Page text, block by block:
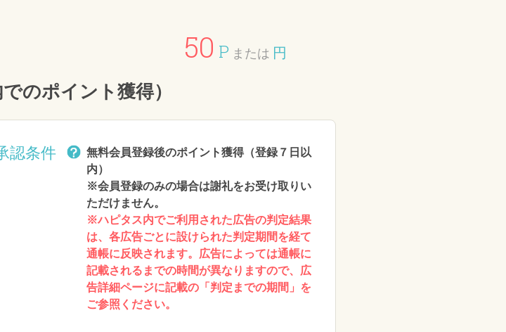
50 P または 円
のポイント獲得）
認条件
無料会員登録後のポイント獲得（登録７日以
内）
※会員登録のみの場合は謝礼をお受け取りい
ただけません。
※ハピタス内でご利用された広告の判定結果
は、各広告ごとに設けられた判定期間を経て
通帳に反映されます。広告によっては通帳に
記載されるまでの時間が異なりますので、広
告詳細ページに記載の「判定までの期間」を
ご参照ください。